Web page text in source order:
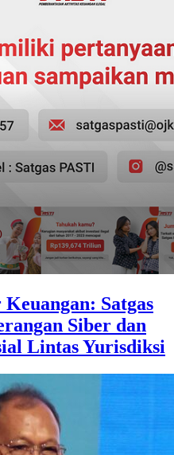
Satgas
Siber dan
Lintas Yurisdiksi